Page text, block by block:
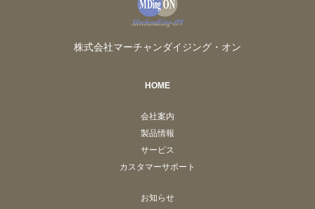
株式会社マーチャンダイジング・オン
HOME
会社案内
製品情報
サービス
カスタマーサポート
お知らせ